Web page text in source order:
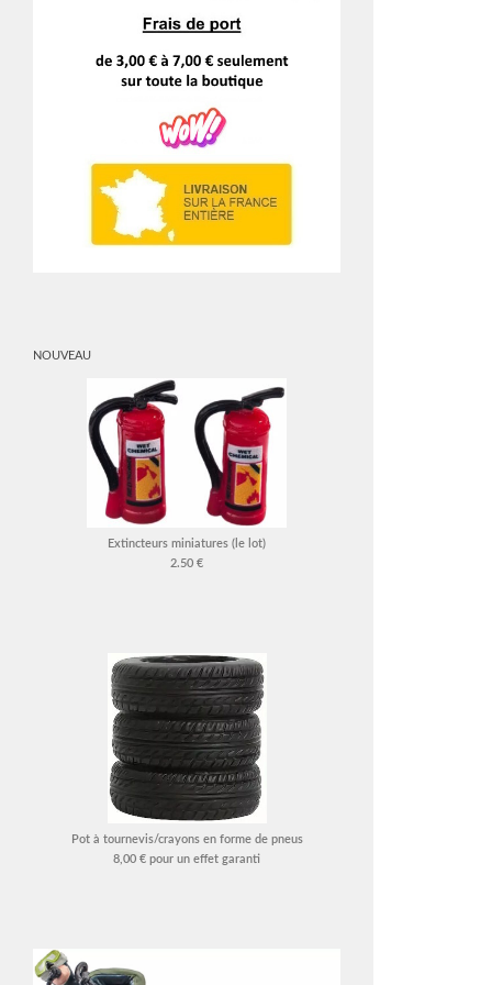
NOUVEAU
Extincteurs miniatures (le lot)
2.50 €
Pot à tournevis/crayons en forme de pneus
8,00 € pour un effet garanti